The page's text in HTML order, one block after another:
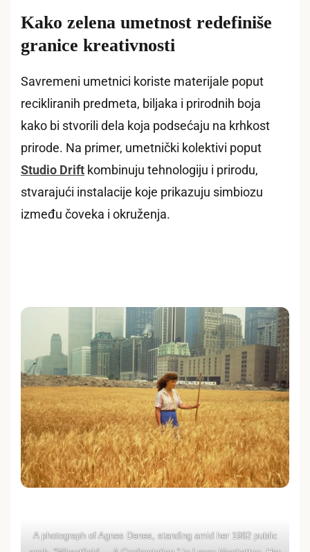
Kako zelena umetnost redefiniše
granice kreativnosti
Savremeni umetnici koriste materijale poput
recikliranih predmeta, biljaka i prirodnih boja
kako bi stvorili dela koja podsećaju na krhkost
prirode. Na primer, umetnički kolektivi poput
Studio Drift kombinuju tehnologiju i prirodu,
stvarajući instalacije koje prikazuju simbiozu
između čoveka i okruženja.
A photograph of Agnes Denes, standing amid her 1982 public